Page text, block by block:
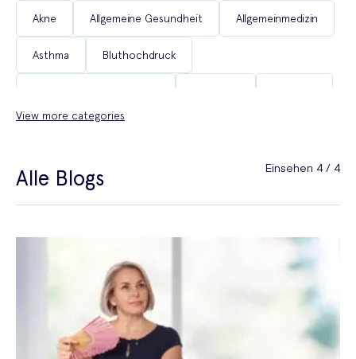
Akne Allgemeine Gesundheit Allgemeinmedizin
Asthma Bluthochdruck
Haarausfall Heuschnupfen Männergesundheit
Menopause Rauchfrei werden
Schlaf
Sexualgesundheit Sexuelle Gesundheit
Verhütung Verhütung Vorzeitiger Samenerguss
View more categories
Alle Blogs Einsehen 4 / 4